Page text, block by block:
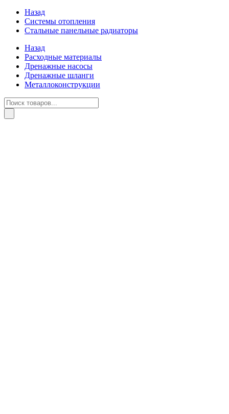
Назад
Системы отопления
Стальные панельные радиаторы
Назад
Расходные материалы
Дренажные насосы
Дренажные шланги
Металлоконструкции